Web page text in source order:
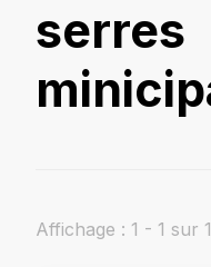
serres
Affichage : 1 - 1 sur